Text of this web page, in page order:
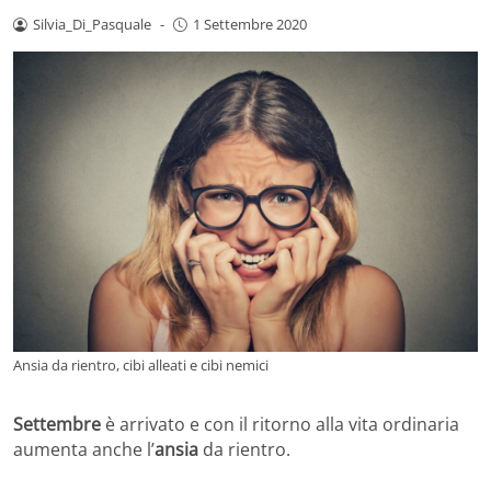
Silvia_Di_Pasquale - 1 Settembre 2020
Ansia da rientro, cibi alleati e cibi nemici
Settembre è arrivato e con il ritorno alla vita ordinaria
aumenta anche l’ansia da rientro.